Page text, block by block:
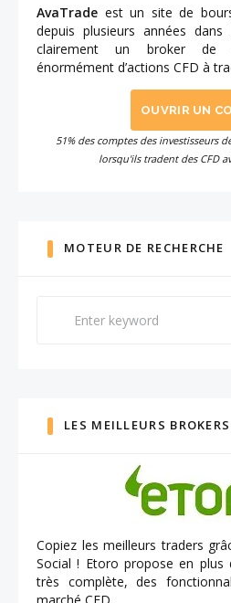
AvaTrade est un site de
depuis plusieurs années
clairement un broker de
énormément d’actions CFD à
OUVRIR UN
51% des comptes des investisseurs
lorsqu'ils tradent des CFD
MOTEUR DE RECHERCHE
LES MEILLEURS
Copiez les meilleurs traders
Social ! Etoro propose en
très complète, des
marché CFD.